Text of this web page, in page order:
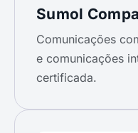
Sumol
Comunicações
e comunicações
certificada.